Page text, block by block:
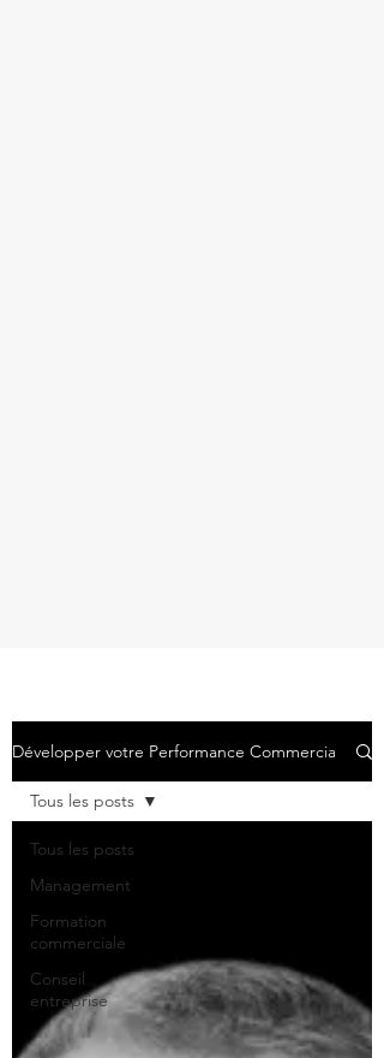
Développer votre Performance Commerciale
Tous les posts
Management
Formation
commerciale
Conseil
entreprise
Tous les posts